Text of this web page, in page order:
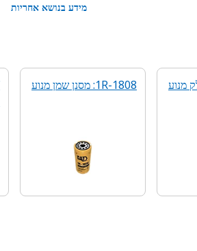
מידע בנושא אחריות
1R-1808: מסנן שמן מנוע